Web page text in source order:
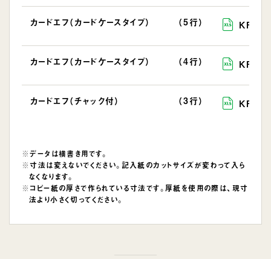
カードエフ（カードケースタイプ） （5行） KFC-
カードエフ（カードケースタイプ） （4行） KFC-
カードエフ（チャック付） （3行）
データは横書き用です。
寸法は変えないでください。記入紙のカットサイズが変わって入ら
なくなります。
コピー紙の厚さで作られている寸法です。厚紙を使用の際は、現寸
法より小さく切ってください。